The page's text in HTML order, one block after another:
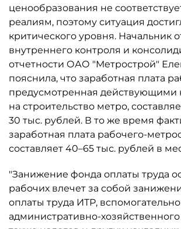
ценообразования не
реалиям, поэтому ситуация
критического уровня. Начальник
внутреннего контроля и
отчетности ОАО "Метрострой"
пояснила, что заработная плата
предусмотренная действующими
на строительство метро,
30 тыс. рублей. В то же время
заработная плата рабочего-
составляет 40–65 тыс. рублей в
"Занижение фонда оплаты труда
рабочих влечет за собой
оплаты труда ИТР,
административно-